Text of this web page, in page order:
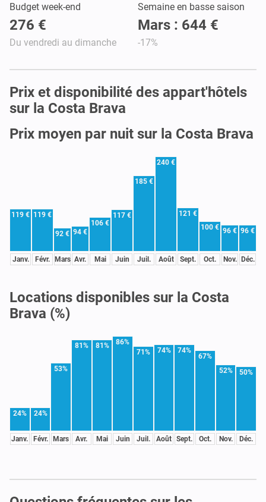
Budget week-end
276 €
Du vendredi au dimanche
Semaine en basse saison
Mars : 644 €
-17%
Prix et disponibilité des appart'hôtels
sur la Costa Brava
Prix moyen par nuit sur la Costa Brava
119 €
Janv.
119 €
Févr.
92 €
Mars
94 €
Avr.
106 €
Mai
117 €
Juin
185 €
Juil.
240 €
Août
121 €
Sept.
100 €
Oct.
96 €
Nov.
96 €
Déc.
Locations disponibles sur la Costa
Brava (%)
24%
Janv.
24%
Févr.
53%
Mars
81%
Avr.
81%
Mai
86%
Juin
71%
Juil.
74%
Août
74%
Sept.
67%
Oct.
52%
Nov.
50%
Déc.